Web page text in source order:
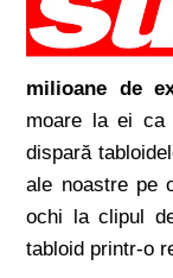
milioane de
moare la ei
dispară
ale noastre pe
ochi la clipul
tabloid printr-o